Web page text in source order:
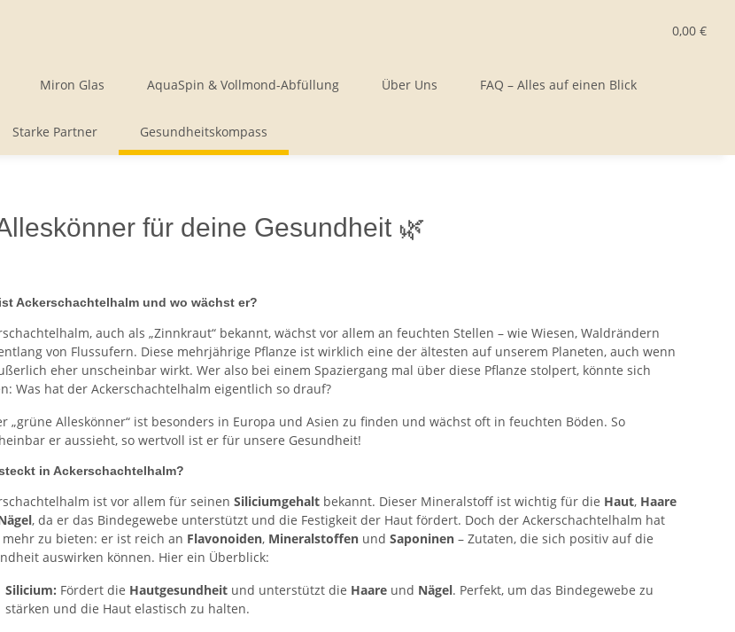
0,00 €
Miron Glas AquaSpin & Vollmond-Abfüllung Über Uns FAQ – Alles auf einen Blick
Starke Partner Gesundheitskompass
für deine Gesundheit 🌿
Ackerschachtelhalm und wo wächst er?
auch als „Zinnkraut“ bekannt, wächst vor allem an feuchten Stellen – wie Wiesen, Waldrändern
von Flussufern. Diese mehrjährige Pflanze ist wirklich eine der ältesten auf unserem Planeten, auch wenn
eher unscheinbar wirkt. Wer also bei einem Spaziergang mal über diese Pflanze stolpert, könnte sich
Was hat der Ackerschachtelhalm eigentlich so drauf?
„grüne Alleskönner“ ist besonders in Europa und Asien zu finden und wächst oft in feuchten Böden. So
er aussieht, so wertvoll ist er für unsere Gesundheit!
in Ackerschachtelhalm?
ist vor allem für seinen Siliciumgehaltbekannt. Dieser Mineralstoff ist wichtig für die Haut, Haare
, da er das Bindegewebe unterstützt und die Festigkeit der Haut fördert. Doch der Ackerschachtelhalm hat
mehr zu bieten: er ist reich an Flavonoiden, Mineralstoffenund Saponinen– Zutaten, die sich positiv auf die
auswirken können. Hier ein Überblick:
Silicium: Fördert die Hautgesundheitund unterstützt die Haareund Nägel. Perfekt, um das Bindegewebe zu
stärken und die Haut elastisch zu halten.